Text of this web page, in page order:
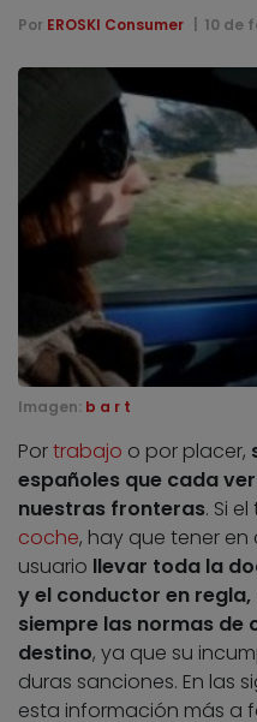
Por EROSKI Consumer 10 de
Imagen: b a r t
Portrabajo o por placer,
españoles que cada
nuestras fronteras. Si
coche, hay que tener
usuario llevar toda la
y el conductor en
siempre las normas de
destino, ya que su
duras sanciones. En las
esta información más a